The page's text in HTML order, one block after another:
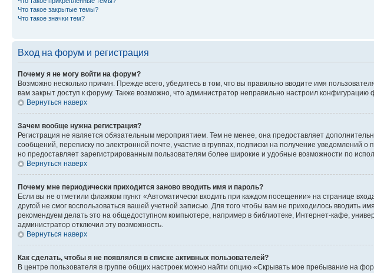
Что такое закрытые темы?
Что такое значки тем?
Вход на форум и регистрация
Почему я не могу войти на форум?
Возможно несколько причин. Прежде всего, убедитесь в том, что вы правильно вводите имя
вам закрыт доступ к форуму. Также возможно, что администратор неправильно настроил
Вернуться наверх
Зачем вообще нужна регистрация?
Регистрация не является обязательным мероприятием. Тем не менее, она предоставляет
сообщений, переписку по электронной почте, участие в группах, подписки на получение уведомлений
но предоставляет зарегистрированным пользователям более широкие и удобные возможности по
Вернуться наверх
Почему мне периодически приходится заново вводить имя и пароль?
Если вы не отметили флажком пункт «Автоматически входить при каждом посещении» на странице
другой не смог воспользоваться вашей учетной записью. Для того чтобы вам не приходилось
рекомендуем делать это на общедоступном компьютере, например в библиотеке, Интернет-кафе,
администратор отключил эту возможность.
Вернуться наверх
Как сделать, чтобы я не появлялся в списке активных пользователей?
В центре пользователя в группе общих настроек можно найти опцию «Скрывать мое пребывание на